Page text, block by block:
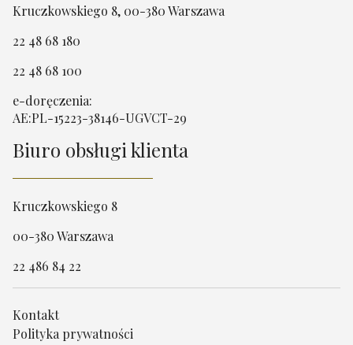
Kruczkowskiego 8, 00-380 Warszawa
22 48 68 180
22 48 68 100
e-doręczenia:
AE:PL-15223-38146-UGVCT-29
Biuro obsługi klienta
Kruczkowskiego 8
00-380 Warszawa
22 486 84 22
Kontakt
Polityka prywatności